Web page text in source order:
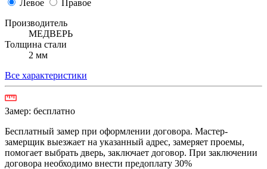
Левое
Правое
Производитель
МЕДВЕРЬ
Толщина стали
2 мм
Все характеристики
Замер: бесплатно
Бесплатный замер при оформлении договора. Мастер-
замерщик выезжает на указанный адрес, замеряет проемы,
помогает выбрать дверь, заключает договор. При заключении
договора необходимо внести предоплату 30%